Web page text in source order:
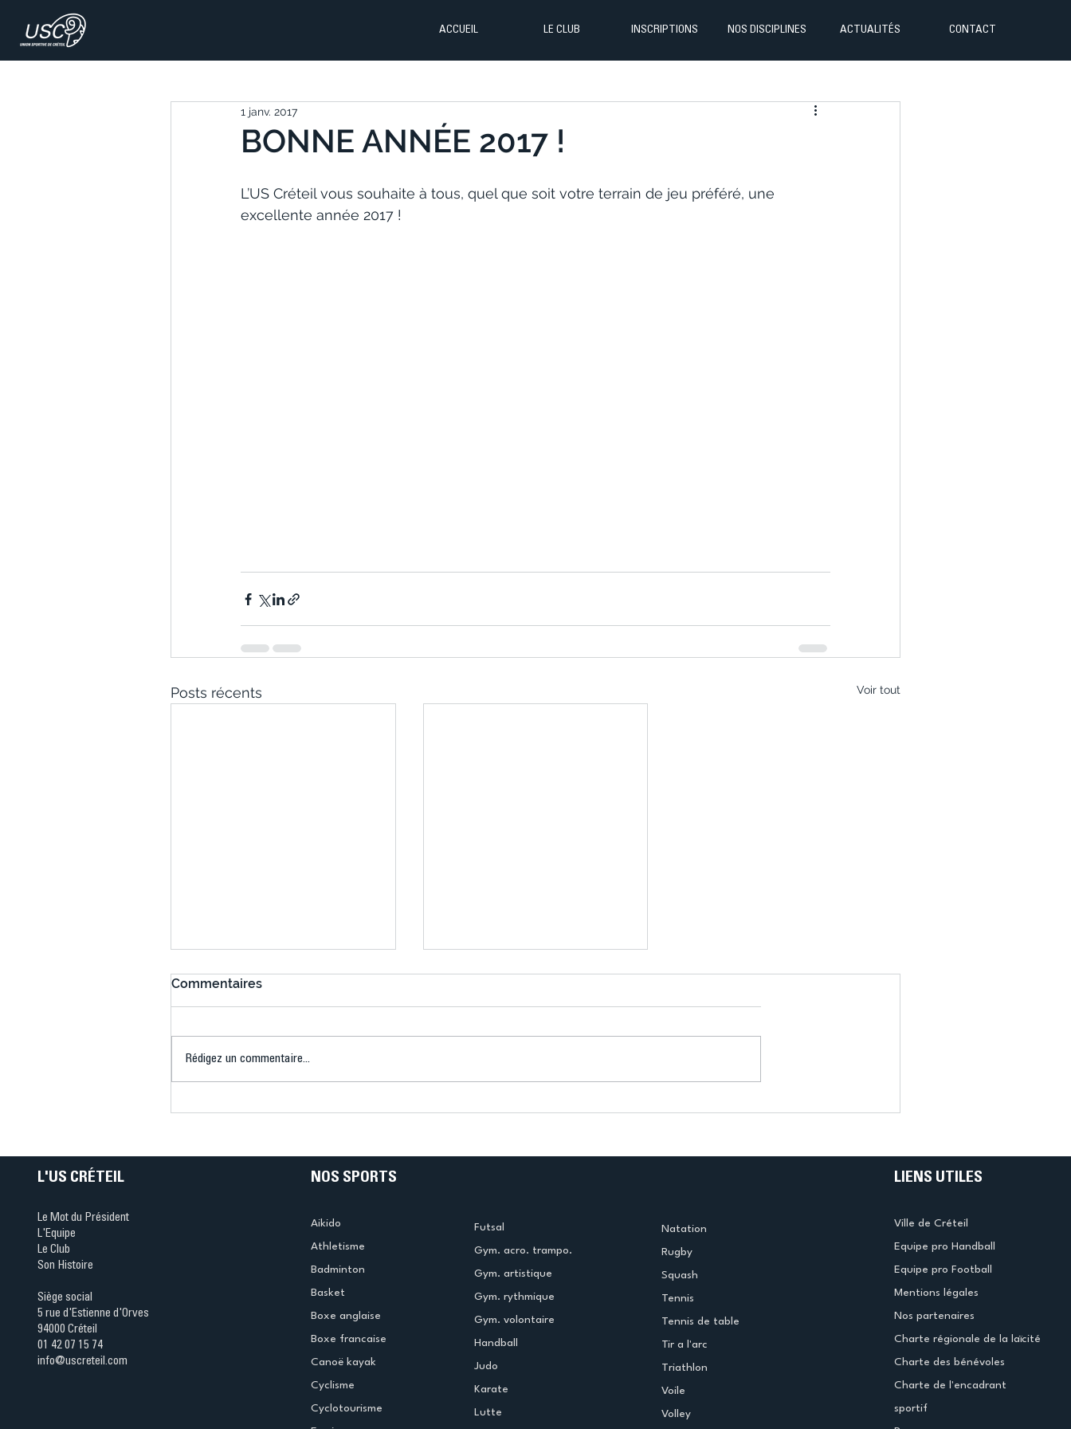
ACCUEIL LE CLUB INSCRIPTIONS NOS DISCIPLINES ACTUALITÉS CONTACT
BONNE ANNÉE 2017 !
1 janv. 2017
L’US Créteil vous souhaite à tous, quel que soit votre terrain de jeu préféré, une
excellente année 2017 !
Posts récents Voir tout
Commentaires
Rédigez un commentaire...
L'US CRÉTEIL
Le Mot du Président
L'Equipe
Le Club
Son Histoire
Siège social
5 rue d'Estienne d'Orves
94000 Créteil
01 42 07 15 74
info@uscreteil.com
NOS SPORTS
Aikido
Athletisme
Badminton
Basket
Boxe anglaise
Boxe francaise
Canoë kayak
Cyclisme
Cyclotourisme
Futsal
Gym. acro. trampo.
Gym. artistique
Gym. rythmique
Gym. volontaire
Handball
Judo
Karate
Lutte
Natation
Rugby
Squash
Tennis
Tennis de table
Tir a l'arc
Triathlon
Voile
Volley
LIENS UTILES
Ville de Créteil
Equipe pro Handball
Equipe pro Football
Mentions légales
Nos partenaires
Charte régionale de la laïcité
Charte des bénévoles
Charte de l'encadrant
sportif